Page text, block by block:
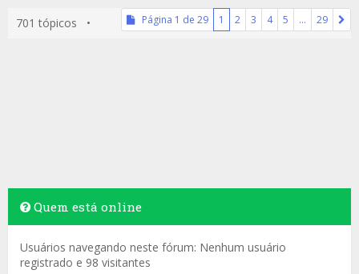
701 tópicos • Página 1 de 29 1 2 3 4 5 … 29
Quem está online
Usuários navegando neste fórum: Nenhum usuário
registrado e 98 visitantes